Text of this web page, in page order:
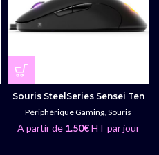
Souris SteelSeries Sensei Ten
Périphérique Gaming, Souris
A partir de 1.50€HT par jour